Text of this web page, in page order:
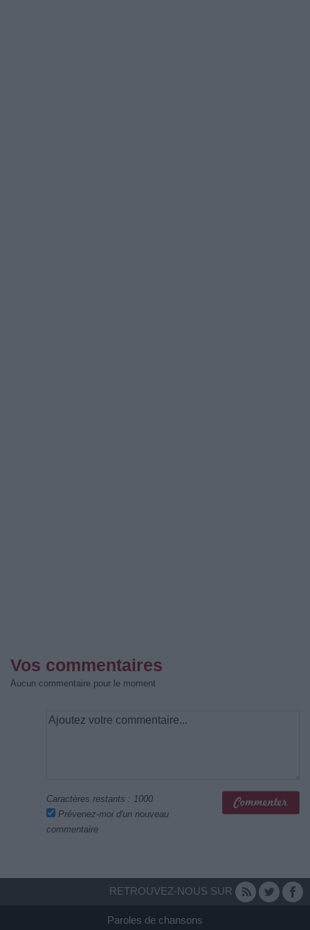
Vos commentaires
Aucun commentaire pour le moment
Caractères restants : 1000
Prévenez-moi d'un nouveau
commentaire
RETROUVEZ-NOUS SUR
Paroles de chansons